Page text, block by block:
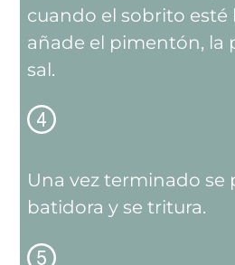
cuando el sobrito esté
añade el pimentón, la
sal.
Una vez terminado se
batidora y se tritura.